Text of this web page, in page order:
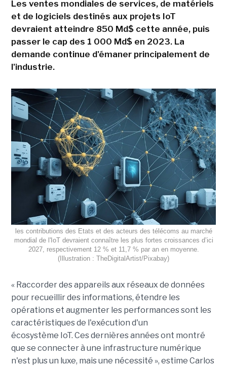
Les ventes mondiales de services, de matériels
et de logiciels destinés aux projets IoT
devraient atteindre 850 Md$ cette année, puis
passer le cap des 1 000 Md$ en 2023. La
demande continue d'émaner principalement de
l'industrie.
les contributions des Etats et des acteurs des télécoms au marché
mondial de l'IoT devraient connaître les plus fortes croissances d’ici
2027, respectivement 12 % et 11,7 % par an en moyenne.
(Illustration : TheDigitalArtist/Pixabay)
« Raccorder des appareils aux réseaux de données
pour recueillir des informations, étendre les
opérations et augmenter les performances sont les
caractéristiques de l'exécution d'un
écosystème IoT. Ces dernières années ont montré
que se connecter à une infrastructure numérique
n'est plus un luxe, mais une nécessité », estime Carlos